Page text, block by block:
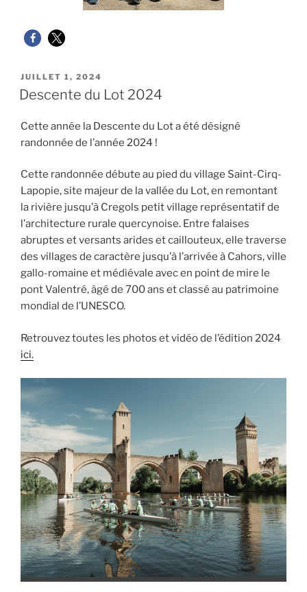
PUBLIÉ
LE
JUILLET 1, 2024
Descente du Lot 2024
Cette année la Descente du Lot a été désigné
randonnée de l’année 2024 !
Cette randonnée débute au pied du village Saint-Cirq-
Lapopie, site majeur de la vallée du Lot, en remontant
la rivière jusqu’à Cregols petit village représentatif de
l’architecture rurale quercynoise. Entre falaises
abruptes et versants arides et caillouteux, elle traverse
des villages de caractère jusqu’à l’arrivée à Cahors, ville
gallo-romaine et médiévale avec en point de mire le
pont Valentré, âgé de 700 ans et classé au patrimoine
mondial de l’UNESCO.
Retrouvez toutes les photos et vidéo de l’édition 2024
ici.